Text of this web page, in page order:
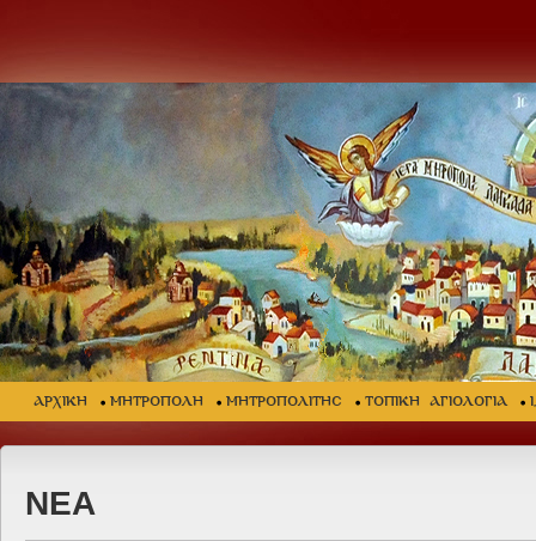
ΑΡΧΙΚΗ ΜΗΤΡΟΠΟΛΗ ΜΗΤΡΟΠΟΛΙΤΗΣ ΤΟΠΙΚΗ ΑΓΙΟΛΟΓΙΑ
ΝΕΑ